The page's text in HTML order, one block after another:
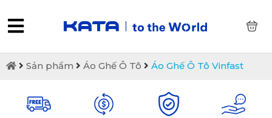
Sản phẩm Áo Ghế Ô Tô Áo Ghế Ô Tô Vinfast